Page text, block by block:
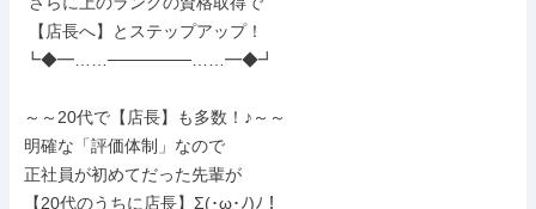
┗◆━……───────……━◆┛
～～20代で【店長】も多数！♪～～
明確な「評価体制」なので
正社員が初めてだった先輩が
【20代のうちに店長】Σ(･ω･ﾉ)ﾉ！